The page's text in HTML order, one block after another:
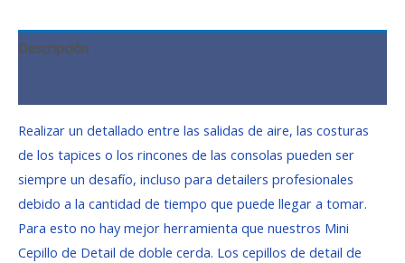
Descripción
Realizar un detallado entre las salidas de aire, las costuras
de los tapices o los rincones de las consolas pueden ser
siempre un desafío, incluso para detailers profesionales
debido a la cantidad de tiempo que puede llegar a tomar.
Para esto no hay mejor herramienta que nuestros Mini
Cepillo de Detail de doble cerda. Los cepillos de detail de